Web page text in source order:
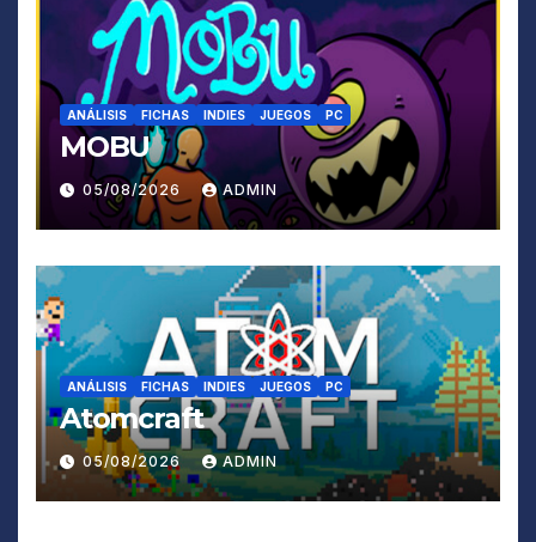
ANÁLISIS FICHAS INDIES JUEGOS PC
MOBU
05/08/2026 ADMIN
ANÁLISIS FICHAS INDIES JUEGOS PC
Atomcraft
05/08/2026 ADMIN